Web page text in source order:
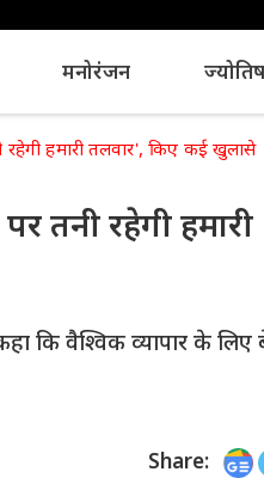
मनोरंजन
रहेगी हमारी तलवार', किए कई खुलासे
तनी रहेगी हमारी
कि वैश्विक व्यापार के लिए
Share: